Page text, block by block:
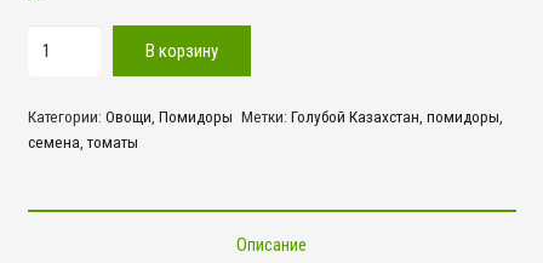
Количество
Казахстан
В корзину
Категории: Овощи Помидоры Метки: Голубой Казахстан помидоры
семена томаты
Описание